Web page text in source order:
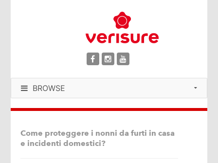
BROWSE
Come proteggere i nonni da furti in casa
e incidenti domestici?